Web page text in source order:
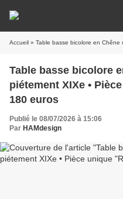
Accueil » Table basse bicolore en Chêne massif
Table basse bicolore
piétement XIXe •
180 euros
Publié le 08/07/2026 à 15:06
Par HAMdesign